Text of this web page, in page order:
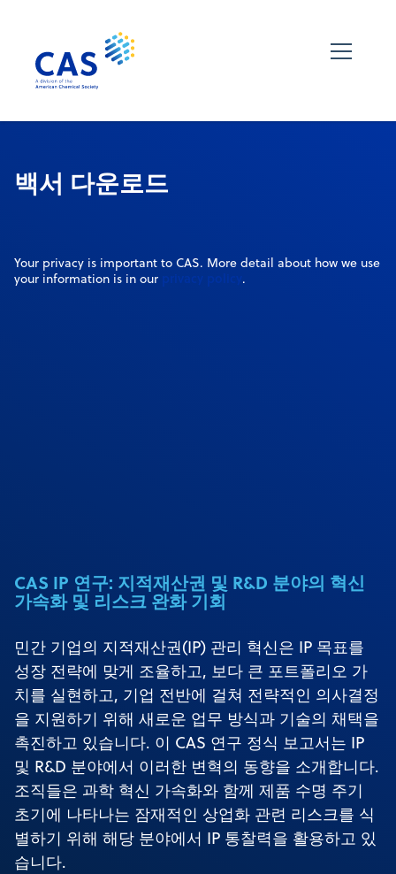
백서 다운로드
Your privacy is important to CAS. More detail about how we use
your information is in our privacy policy .
CAS IP 연구: 지적재산권 및 R&D 분야의 혁신
가속화 및 리스크 완화 기회
민간 기업의 지적재산권(IP) 관리 혁신은 IP 목표를
성장 전략에 맞게 조율하고, 보다 큰 포트폴리오 가
치를 실현하고, 기업 전반에 걸쳐 전략적인 의사결정
을 지원하기 위해 새로운 업무 방식과 기술의 채택을
촉진하고 있습니다. 이 CAS 연구 정식 보고서는 IP
및 R&D 분야에서 이러한 변혁의 동향을 소개합니다.
조직들은 과학 혁신 가속화와 함께 제품 수명 주기
초기에 나타나는 잠재적인 상업화 관련 리스크를 식
별하기 위해 해당 분야에서 IP 통찰력을 활용하고 있
습니다.